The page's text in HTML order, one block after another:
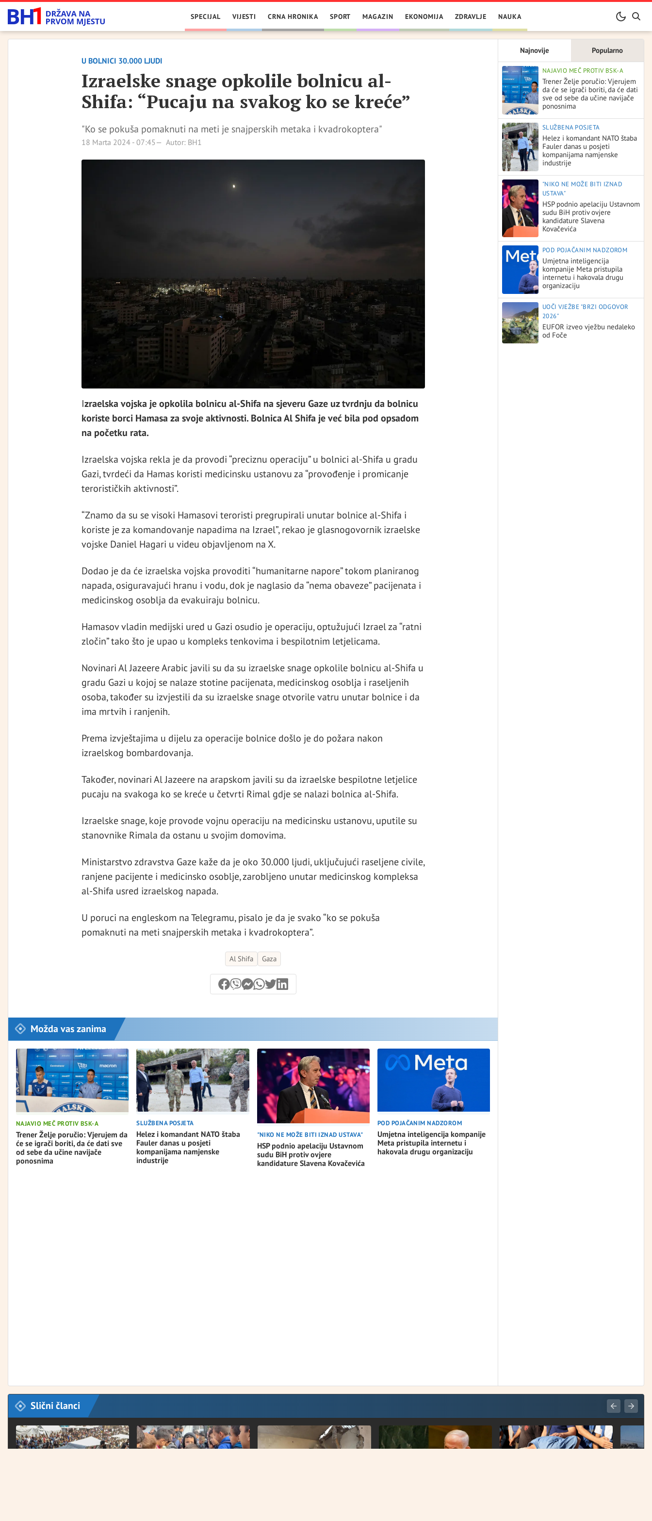
SPECIJAL VIJESTI CRNA HRONIKA SPORT MAGAZIN EKONOMIJA ZDRAVLJE NAUKA
U BOLNICI 30.000 LJUDI
Izraelske snage opkolile bolnicu al-
Shifa: “Pucaju na svakog ko se kreće”
"Ko se pokuša pomaknuti na meti je snajperskih metaka i kvadrokoptera"
18 Marta 2024 - 07:45 Autor: BH1
Izraelska vojska je opkolila bolnicu al-Shifa na sjeveru Gaze uz tvrdnju da bolnicu
koriste borci Hamasa za svoje aktivnosti. Bolnica Al Shifa je već bila pod opsadom
na početku rata.
Izraelska vojska rekla je da provodi “preciznu operaciju” u bolnici al-Shifa u gradu
Gazi, tvrdeći da Hamas koristi medicinsku ustanovu za “provođenje i promicanje
terorističkih aktivnosti”.
“Znamo da su se visoki Hamasovi teroristi pregrupirali unutar bolnice al-Shifa i
koriste je za komandovanje napadima na Izrael”, rekao je glasnogovornik izraelske
vojske Daniel Hagari u videu objavljenom na X.
Dodao je da će izraelska vojska provoditi “humanitarne napore” tokom planiranog
napada, osiguravajući hranu i vodu, dok je naglasio da “nema obaveze” pacijenata i
medicinskog osoblja da evakuiraju bolnicu.
Hamasov vladin medijski ured u Gazi osudio je operaciju, optužujući Izrael za “ratni
zločin” tako što je upao u kompleks tenkovima i bespilotnim letjelicama.
Novinari Al Jazeere Arabic javili su da su izraelske snage opkolile bolnicu al-Shifa u
gradu Gazi u kojoj se nalaze stotine pacijenata, medicinskog osoblja i raseljenih
osoba, također su izvjestili da su izraelske snage otvorile vatru unutar bolnice i da
ima mrtvih i ranjenih.
Prema izvještajima u dijelu za operacije bolnice došlo je do požara nakon
izraelskog bombardovanja.
Također, novinari Al Jazeere na arapskom javili su da izraelske bespilotne letjelice
pucaju na svakoga ko se kreće u četvrti Rimal gdje se nalazi bolnica al-Shifa.
Izraelske snage, koje provode vojnu operaciju na medicinsku ustanovu, uputile su
stanovnike Rimala da ostanu u svojim domovima.
Ministarstvo zdravstva Gaze kaže da je oko 30.000 ljudi, uključujući raseljene civile,
ranjene pacijente i medicinsko osoblje, zarobljeno unutar medicinskog kompleksa
al-Shifa usred izraelskog napada.
U poruci na engleskom na Telegramu, pisalo je da je svako “ko se pokuša
pomaknuti na meti snajperskih metaka i kvadrokoptera”.
Al Shifa Gaza
Možda vas zanima
NAJAVIO MEČ PROTIV BSK-A
Trener Želje poručio: Vjerujem da
će se igrači boriti, da će dati sve
od sebe da učine navijače
ponosnima
SLUŽBENA POSJETA
Helez i komandant NATO štaba
Fauler danas u posjeti
kompanijama namjenske
industrije
"NIKO NE MOŽE BITI IZNAD USTAVA"
HSP podnio apelaciju Ustavnom
sudu BiH protiv ovjere
kandidature Slavena Kovačevića
POD POJAČANIM NADZOROM
Umjetna inteligencija kompanije
Meta pristupila internetu i
hakovala drugu organizaciju
Najnovije Popularno
NAJAVIO MEČ PROTIV BSK-A
Trener Želje poručio: Vjerujem
da će se igrači boriti, da će dati
sve od sebe da učine navijače
ponosnima
SLUŽBENA POSJETA
Helez i komandant NATO štaba
Fauler danas u posjeti
kompanijama namjenske
industrije
"NIKO NE MOŽE BITI IZNAD
USTAVA"
HSP podnio apelaciju Ustavnom
sudu BiH protiv ovjere
kandidature Slavena
Kovačevića
POD POJAČANIM NADZOROM
Umjetna inteligencija
kompanije Meta pristupila
internetu i hakovala drugu
organizaciju
UOČI VJEŽBE "BRZI ODGOVOR
2026"
EUFOR izveo vježbu nedaleko
od Foče
Slični članci